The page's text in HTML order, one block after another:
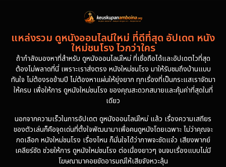
แหล่งรวม ดูหนังออนไลน์ใหม่ ที่ดีที่สุด อัปเดต หนัง
ใหม่ชนโรง ไวกว่าใคร
ถ้ากำลังมองหาที่สำหรับ ดูหนังออนไลน์ใหม่ ที่เชื่อถือได้และอัปเดตไวที่สุด
ต้องไม่พลาดที่นี่ เพราะเราส่งตรง หนังใหม่ชนโรง มาให้รับชมถึงบ้านแบบ
ทันใจ ไม่ต้องรอข้ามปี ไม่ต้องหาแผ่นให้ยุ่งยาก ทุกเรื่องที่เป็นกระแสเราจัดมา
ให้ครบ เพื่อให้การ ดูหนังใหม่ชนโรง ของคุณสะดวกสบายและคุ้มค่าที่สุดในที่
เดียว
นอกจากความเร็วในการอัปเดต ดูหนังออนไลน์ใหม่ แล้ว เรื่องความเสถียร
ของตัวเล่นก็คือจุดเด่นที่ตั้งใจพัฒนามาเพื่อคนดูหนังโดยเฉพาะ ไม่ว่าคุณจะ
กดเลือก หนังใหม่ชนโรง เรื่องไหน ก็มั่นใจได้ว่าภาพจะชัดแจ๋ว เสียงพากย์
เคลียร์ชัด ช่วยให้การ ดูหนังใหม่ชนโรง ต่อเนื่องยาวๆ จนจบเรื่องแบบไม่มี
โฆษณามาคอยขัดอารมณ์ให้เสียจังหวะลุ้น